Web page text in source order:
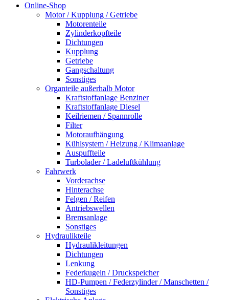
Online-Shop
Motor / Kupplung / Getriebe
Motorenteile
Zylinderkopfteile
Dichtungen
Kupplung
Getriebe
Gangschaltung
Sonstiges
Organteile außerhalb Motor
Kraftstoffanlage Benziner
Kraftstoffanlage Diesel
Keilriemen / Spannrolle
Filter
Motoraufhängung
Kühlsystem / Heizung / Klimaanlage
Auspuffteile
Turbolader / Ladeluftkühlung
Fahrwerk
Vorderachse
Hinterachse
Felgen / Reifen
Antriebswellen
Bremsanlage
Sonstiges
Hydraulikteile
Hydraulikleitungen
Dichtungen
Lenkung
Federkugeln / Druckspeicher
HD-Pumpen / Federzylinder / Manschetten /
Sonstiges